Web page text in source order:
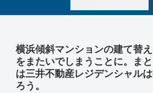
横浜傾斜マンションの建て替
をまたいでしまうことに。ま
は三井不動産レジデンシャル
ろう。